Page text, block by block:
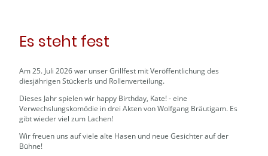
Es steht fest
Am 25. Juli 2026 war unser Grillfest mit Veröffentlichung des
diesjährigen Stückerls und Rollenverteilung.
Dieses Jahr spielen wir happy Birthday, Kate! - eine
Verwechslungskomödie in drei Akten von Wolfgang Bräutigam. Es
gibt wieder viel zum Lachen!
Wir freuen uns auf viele alte Hasen und neue Gesichter auf der
Bühne!